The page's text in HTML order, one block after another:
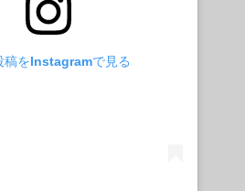
稿をInstagramで見る